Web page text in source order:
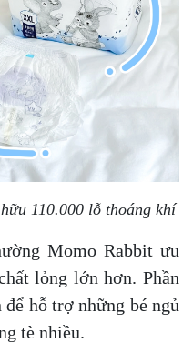
110.000 lỗ thoáng khí
Momo Rabbit ưu
lỏng lớn hơn. Phần
hỗ trợ những bé ngủ
tè nhiều.